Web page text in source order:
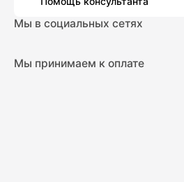
Мы в социальных сетях
Мы принимаем к оплате